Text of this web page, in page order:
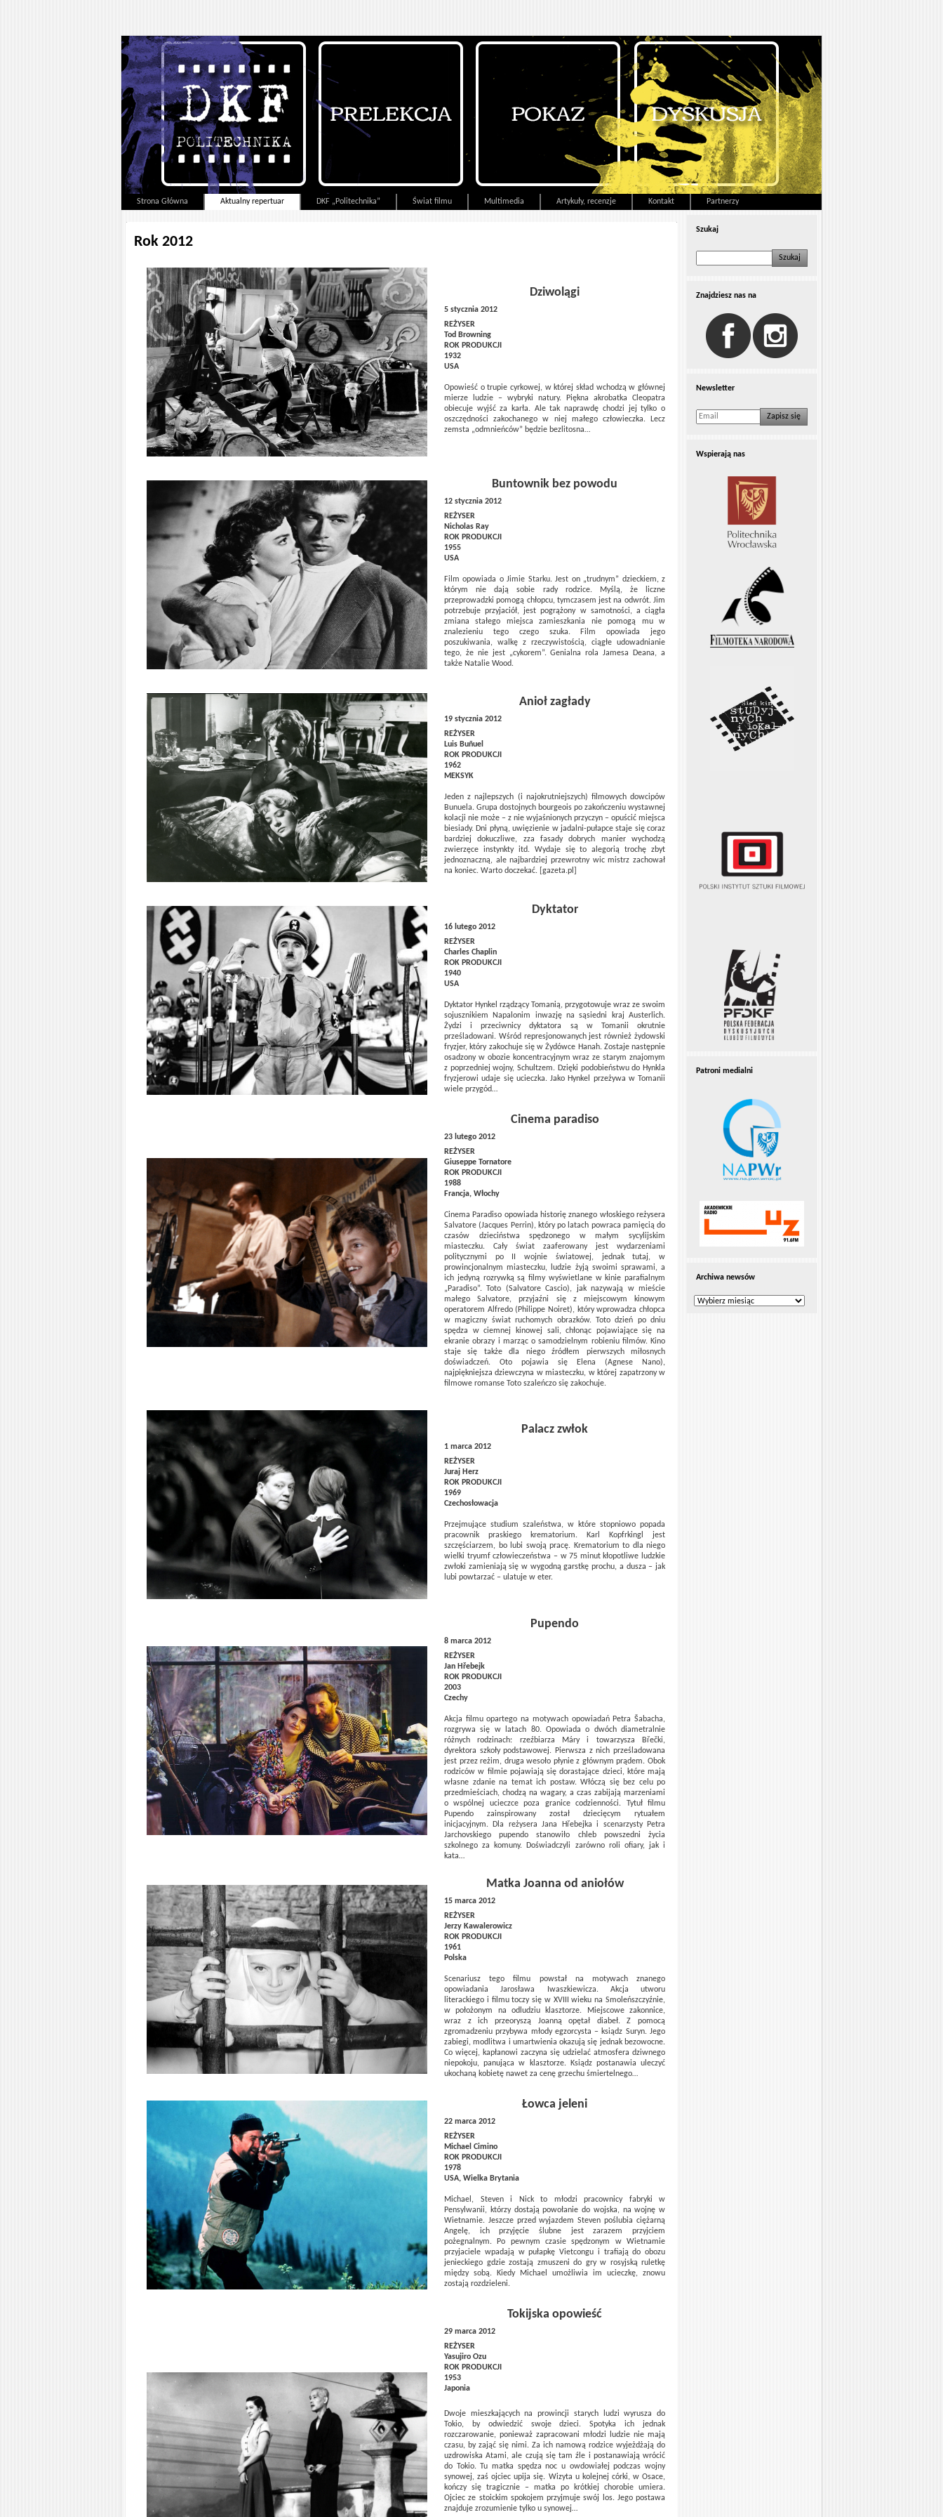
Strona Główna Aktualny repertuar DKF „Politechnika” Świat filmu Multimedia Artykuły, recenzje Kontakt Partnerzy
Rok 2012
Dziwolągi
5 stycznia 2012
REŻYSER
Tod Browning
ROK PRODUKCJI
1932
USA
Opowieść o trupie cyrkowej, w której skład wchodzą w głównej
mierze ludzie – wybryki natury. Piękna akrobatka Cleopatra
obiecuje wyjść za karła. Ale tak naprawdę chodzi jej tylko o
oszczędności zakochanego w niej małego człowieczka. Lecz
zemsta „odmnieńców” będzie bezlitosna…
Buntownik bez powodu
12 stycznia 2012
REŻYSER
Nicholas Ray
ROK PRODUKCJI
1955
USA
Film opowiada o Jimie Starku. Jest on „trudnym” dzieckiem, z
którym nie dają sobie rady rodzice. Myślą, że liczne
przeprowadzki pomogą chłopcu, tymczasem jest na odwrót. Jim
potrzebuje przyjaciół, jest pogrążony w samotności, a ciągła
zmiana stałego miejsca zamieszkania nie pomogą mu w
znalezieniu tego czego szuka. Film opowiada jego
poszukiwania, walkę z rzeczywistością, ciągłe udowadnianie
tego, że nie jest „cykorem”. Genialna rola Jamesa Deana, a
także Natalie Wood.
Anioł zagłady
19 stycznia 2012
REŻYSER
Luis Buñuel
ROK PRODUKCJI
1962
MEKSYK
Jeden z najlepszych (i najokrutniejszych) filmowych dowcipów
Bunuela. Grupa dostojnych bourgeois po zakończeniu wystawnej
kolacji nie może – z nie wyjaśnionych przyczyn – opuścić miejsca
biesiady. Dni płyną, uwięzienie w jadalni-pułapce staje się coraz
bardziej dokuczliwe, zza fasady dobrych manier wychodzą
zwierzęce instynkty itd. Wydaje się to alegorią trochę zbyt
jednoznaczną, ale najbardziej przewrotny wic mistrz zachował
na koniec. Warto doczekać. [gazeta.pl]
Dyktator
16 lutego 2012
REŻYSER
Charles Chaplin
ROK PRODUKCJI
1940
USA
Dyktator Hynkel rządzący Tomanią, przygotowuje wraz ze swoim
sojusznikiem Napalonim inwazję na sąsiedni kraj Austerlich.
Żydzi i przeciwnicy dyktatora są w Tomanii okrutnie
prześladowani. Wśród represjonowanych jest również żydowski
fryzjer, który zakochuje się w Żydówce Hanah. Zostaje następnie
osadzony w obozie koncentracyjnym wraz ze starym znajomym
z poprzedniej wojny, Schultzem. Dzięki podobieństwu do Hynkla
fryzjerowi udaje się ucieczka. Jako Hynkel przeżywa w Tomanii
wiele przygód…
Cinema paradiso
23 lutego 2012
REŻYSER
Giuseppe Tornatore
ROK PRODUKCJI
1988
Francja, Włochy
Cinema Paradiso opowiada historię znanego włoskiego reżysera
Salvatore (Jacques Perrin), który po latach powraca pamięcią do
czasów dzieciństwa spędzonego w małym sycylijskim
miasteczku. Cały świat zaaferowany jest wydarzeniami
politycznymi po II wojnie światowej, jednak tutaj, w
prowincjonalnym miasteczku, ludzie żyją swoimi sprawami, a
ich jedyną rozrywką są filmy wyświetlane w kinie parafialnym
„Paradiso”. Toto (Salvatore Cascio), jak nazywają w mieście
małego Salvatore, przyjaźni się z miejscowym kinowym
operatorem Alfredo (Philippe Noiret), który wprowadza chłopca
w magiczny świat ruchomych obrazków. Toto dzień po dniu
spędza w ciemnej kinowej sali, chłonąc pojawiające się na
ekranie obrazy i marząc o samodzielnym robieniu filmów. Kino
staje się także dla niego źródłem pierwszych miłosnych
doświadczeń. Oto pojawia się Elena (Agnese Nano),
najpiękniejsza dziewczyna w miasteczku, w której zapatrzony w
filmowe romanse Toto szaleńczo się zakochuje.
Palacz zwłok
1 marca 2012
REŻYSER
Juraj Herz
ROK PRODUKCJI
1969
Czechosłowacja
Przejmujące studium szaleństwa, w które stopniowo popada
pracownik praskiego krematorium. Karl Kopfrkingl jest
szczęściarzem, bo lubi swoją pracę. Krematorium to dla niego
wielki tryumf człowieczeństwa – w 75 minut kłopotliwe ludzkie
zwłoki zamieniają się w wygodną garstkę prochu, a dusza – jak
lubi powtarzać – ulatuje w eter.
Pupendo
8 marca 2012
REŻYSER
Jan Hřebejk
ROK PRODUKCJI
2003
Czechy
Akcja filmu opartego na motywach opowiadań Petra Šabacha,
rozgrywa się w latach 80. Opowiada o dwóch diametralnie
różnych rodzinach: rzeźbiarza Máry i towarzysza Břečki,
dyrektora szkoły podstawowej. Pierwsza z nich prześladowana
jest przez reżim, druga wesoło płynie z głównym prądem. Obok
rodziców w filmie pojawiają się dorastające dzieci, które mają
własne zdanie na temat ich postaw. Włóczą się bez celu po
przedmieściach, chodzą na wagary, a czas zabijają marzeniami
o wspólnej ucieczce poza granice codzienności. Tytuł filmu
Pupendo zainspirowany został dziecięcym rytuałem
inicjacyjnym. Dla reżysera Jana Hřebejka i scenarzysty Petra
Jarchovskiego pupendo stanowiło chleb powszedni życia
szkolnego za komuny. Doświadczyli zarówno roli ofiary, jak i
kata…
Matka Joanna od aniołów
15 marca 2012
REŻYSER
Jerzy Kawalerowicz
ROK PRODUKCJI
1961
Polska
Scenariusz tego filmu powstał na motywach znanego
opowiadania Jarosława Iwaszkiewicza. Akcja utworu
literackiego i filmu toczy się w XVIII wieku na Smoleńszczyźnie,
w położonym na odludziu klasztorze. Miejscowe zakonnice,
wraz z ich przeoryszą Joanną opętał diabeł. Z pomocą
zgromadzeniu przybywa młody egzorcysta – ksiądz Suryn. Jego
zabiegi, modlitwa i umartwienia okazują się jednak bezowocne.
Co więcej, kapłanowi zaczyna się udzielać atmosfera dziwnego
niepokoju, panująca w klasztorze. Ksiądz postanawia uleczyć
ukochaną kobietę nawet za cenę grzechu śmiertelnego…
Łowca jeleni
22 marca 2012
REŻYSER
Michael Cimino
ROK PRODUKCJI
1978
USA, Wielka Brytania
Michael, Steven i Nick to młodzi pracownicy fabryki w
Pensylwanii, którzy dostają powołanie do wojska, na wojnę w
Wietnamie. Jeszcze przed wyjazdem Steven poślubia ciężarną
Angelę, ich przyjęcie ślubne jest zarazem przyjciem
pożegnalnym. Po pewnym czasie spędzonym w Wietnamie
przyjaciele wpadają w pułapkę Vietcongu i trafiają do obozu
jenieckiego gdzie zostają zmuszeni do gry w rosyjską ruletkę
między sobą. Kiedy Michael umożliwia im ucieczkę, znowu
zostają rozdzieleni.
Tokijska opowieść
29 marca 2012
REŻYSER
Yasujiro Ozu
ROK PRODUKCJI
1953
Japonia
Dwoje mieszkających na prowincji starych ludzi wyrusza do
Tokio, by odwiedzić swoje dzieci. Spotyka ich jednak
rozczarowanie, ponieważ zapracowani młodzi ludzie nie mają
czasu, by zająć się nimi. Za ich namową rodzice wyjeżdżają do
uzdrowiska Atami, ale czują się tam źle i postanawiają wrócić
do Tokio. Tu matka spędza noc u owdowiałej podczas wojny
synowej, zaś ojciec upija się. Wizyta u kolejnej córki, w Osace,
kończy się tragicznie – matka po krótkiej chorobie umiera.
Ojciec ze stoickim spokojem przyjmuje swój los. Jego postawa
znajduje zrozumienie tylko u synowej…
Szukaj
Znajdziesz nas na
Newsletter
Zapisz się
Wspierają nas
Patroni medialni
Archiwa newsów
Archiwa